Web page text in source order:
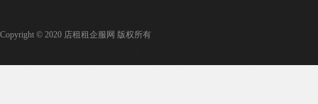
Copyright © 2020 店租租企服网 版权所有